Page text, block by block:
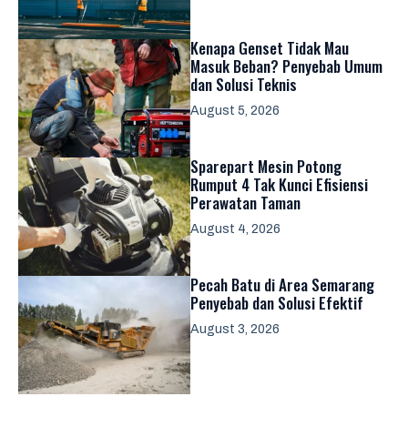
Kenapa Genset Tidak Mau
Masuk Beban? Penyebab Umum
dan Solusi Teknis
August 5, 2026
Sparepart Mesin Potong
Rumput 4 Tak Kunci Efisiensi
Perawatan Taman
August 4, 2026
Pecah Batu di Area Semarang
Penyebab dan Solusi Efektif
August 3, 2026